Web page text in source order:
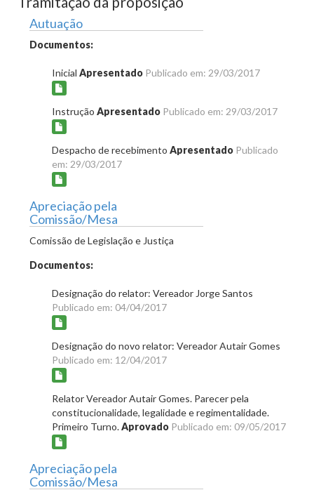
Autuação
Documentos:
Inicial Apresentado Publicado em: 29/03/2017
Instrução Apresentado Publicado em: 29/03/2017
Despacho de recebimento Apresentado Publicado
em: 29/03/2017
Apreciação pela
Comissão/Mesa
Comissão de Legislação e Justiça
Documentos:
Designação do relator: Vereador Jorge Santos
Publicado em: 04/04/2017
Designação do novo relator: Vereador Autair Gomes
Publicado em: 12/04/2017
Relator Vereador Autair Gomes. Parecer pela
constitucionalidade, legalidade e regimentalidade.
Primeiro Turno.Aprovado Publicado em: 09/05/2017
Apreciação pela
Comissão/Mesa